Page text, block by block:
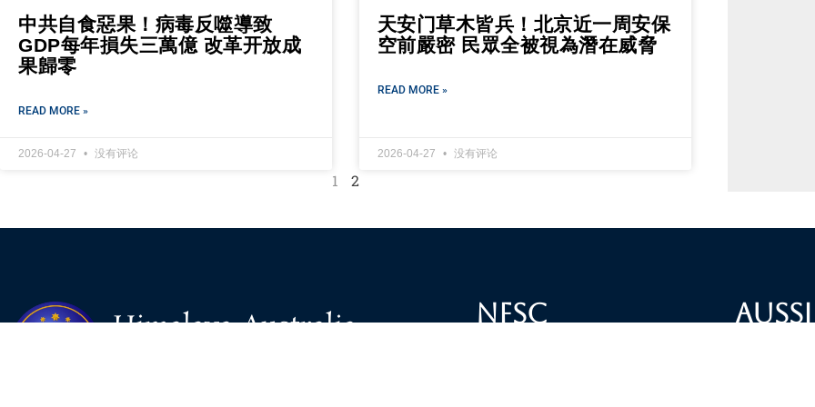
中共自食惡果！病毒反噬導致
GDP每年損失三萬億 改革开放成
果歸零
READ MORE »
2026-04-27 没有评论
天安门草木皆兵！北京近一周安保
空前嚴密 民眾全被視為潛在威脅
READ MORE »
2026-04-27 没有评论
1 2
Himalaya Australia
NFSC